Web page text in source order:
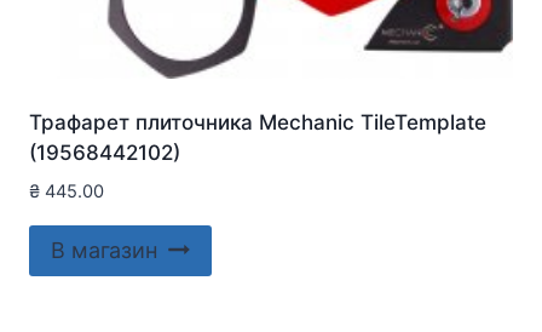
Трафарет плиточника Mechanic TileTemplate
(19568442102)
₴ 445.00
В магазин